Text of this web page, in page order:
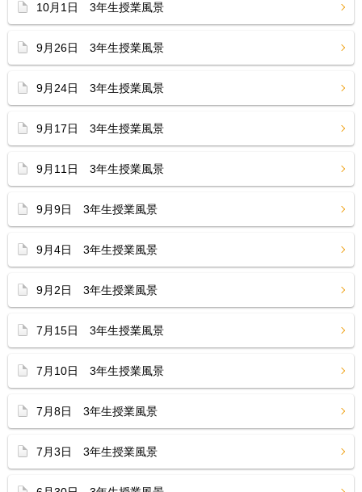
10月1日 3年生授業風景
9月26日 3年生授業風景
9月24日 3年生授業風景
9月17日 3年生授業風景
9月11日 3年生授業風景
9月9日 3年生授業風景
9月4日 3年生授業風景
9月2日 3年生授業風景
7月15日 3年生授業風景
7月10日 3年生授業風景
7月8日 3年生授業風景
7月3日 3年生授業風景